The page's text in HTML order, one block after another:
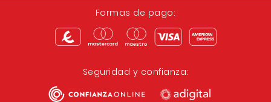
Formas de pago:
Seguridad y confianza: